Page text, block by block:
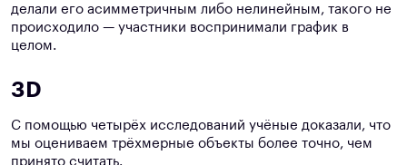
делали его асимметричным либо нелинейным, такого не
происходило — участники воспринимали график в
целом.
3D
С помощью четырёх исследований учёные доказали, что
мы оцениваем трёхмерные объекты более точно, чем
принято считать.